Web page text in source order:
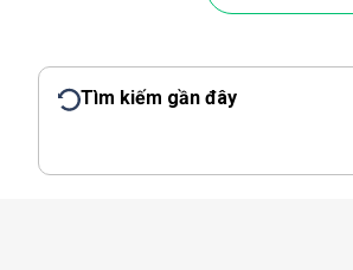
Tìm kiếm gần đây